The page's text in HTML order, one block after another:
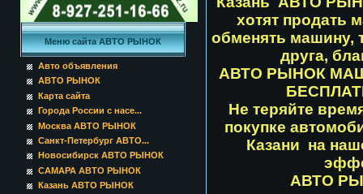
Меню сайта АВТО РЫНОК
Авто объявления
АВТО РЫНОК
Карта сайта
Города России с насе...
Москва АВТО РЫНОК
Санкт-Петербург АВТО...
Новосибирск АВТО РЫНОК
САМАРА АВТО РЫНОК
Казань АВТО РЫНОК
хотят продать
обменять машину,
друга,
АВТО РЫНОК
Не теряйте
покупке
Казани на
АВТО